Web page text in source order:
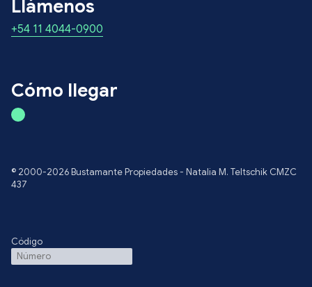
Llámenos
+54 11 4044-0900
Cómo llegar
© 2000-2026 Bustamante Propiedades - Natalia M. Teltschik CMZC
437
Código